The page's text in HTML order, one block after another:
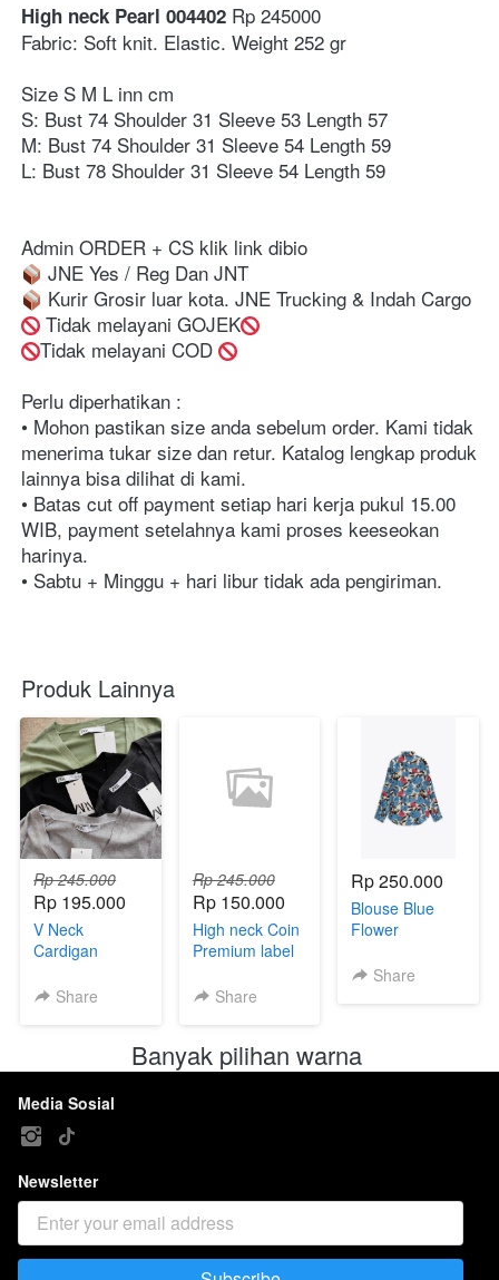
High neck Pearl 004402 Rp 245000
Fabric: Soft knit. Elastic. Weight 252 gr
Size S M L inn cm
S: Bust 74 Shoulder 31 Sleeve 53 Length 57
M: Bust 74 Shoulder 31 Sleeve 54 Length 59
L: Bust 78 Shoulder 31 Sleeve 54 Length 59
Admin ORDER + CS klik link dibio
JNE Yes / Reg Dan JNT
Kurir Grosir luar kota. JNE Trucking & Indah Cargo
Tidak melayani GOJEK
Tidak melayani COD
Perlu diperhatikan :⁣⁣⁣⁣⁣
• Mohon pastikan size anda sebelum order. Kami tidak
menerima tukar size dan retur. Katalog lengkap produk
lainnya bisa dilihat di kami.⁣⁣⁣⁣⁣
• Batas cut off payment setiap hari kerja pukul 15.00
WIB, payment setelahnya kami proses keeseokan
harinya. ⁣⁣⁣⁣
• Sabtu + Minggu + hari libur tidak ada pengiriman. ⁣⁣⁣⁣
Produk Lainnya
Rp 245.000
Rp 195.000
V Neck
Cardigan
004401
Share
Rp 245.000
Rp 150.000
High neck Coin
Premium label
Share
Rp 250.000
Blouse Blue
Flower
004408
Share
Banyak pilihan warna
Media Sosial
Newsletter